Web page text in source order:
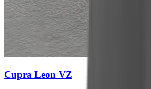
Cupra Leon VZ